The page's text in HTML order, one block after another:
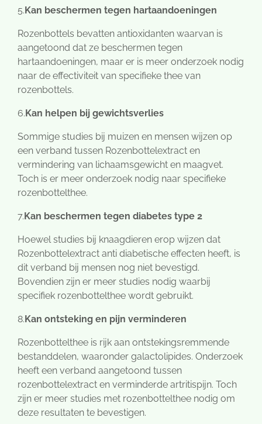
5. Kan beschermen tegen hartaandoeningen
Rozenbottels bevatten antioxidanten waarvan is
aangetoond dat ze beschermen tegen
hartaandoeningen, maar er is meer onderzoek nodig
naar de effectiviteit van specifieke thee van
rozenbottels.
6. Kan helpen bij gewichtsverlies
Sommige studies bij muizen en mensen wijzen op
een verband tussen Rozenbottelextract en
vermindering van lichaamsgewicht en maagvet.
Toch is er meer onderzoek nodig naar specifieke
rozenbottelthee.
7. Kan beschermen tegen diabetes type 2
Hoewel studies bij knaagdieren erop wijzen dat
Rozenbottelextract anti diabetische effecten heeft, is
dit verband bij mensen nog niet bevestigd.
Bovendien zijn er meer studies nodig waarbij
specifiek rozenbottelthee wordt gebruikt.
8. Kan ontsteking en pijn verminderen
Rozenbottelthee is rijk aan ontstekingsremmende
bestanddelen, waaronder galactolipides. Onderzoek
heeft een verband aangetoond tussen
rozenbottelextract en verminderde artritispijn. Toch
zijn er meer studies met rozenbottelthee nodig om
deze resultaten te bevestigen.